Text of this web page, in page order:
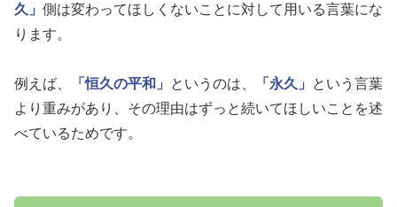
久」 側は変わってほしくないことに対して用いる言葉にな
ります。
例えば、 「恒久の平和」 というのは、 「永久」
という言葉
より重みがあり、その理由はずっと続いてほしいことを述
べているためです。